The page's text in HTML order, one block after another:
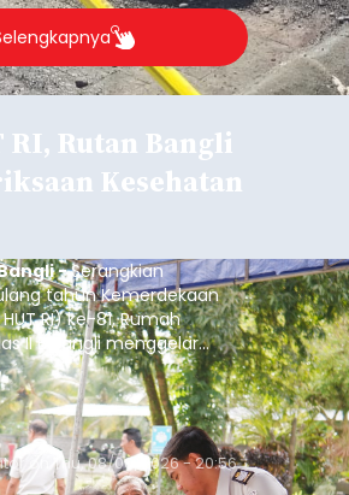
RI, Rutan Bangli
Kesehatan
-Serangkian
tahun Kemerdekaan
RI) ke-81, Rumah
II B Bangli menggelar
kesehatan gratis, Rabu
Thu, 08/06/2026 - 20:56